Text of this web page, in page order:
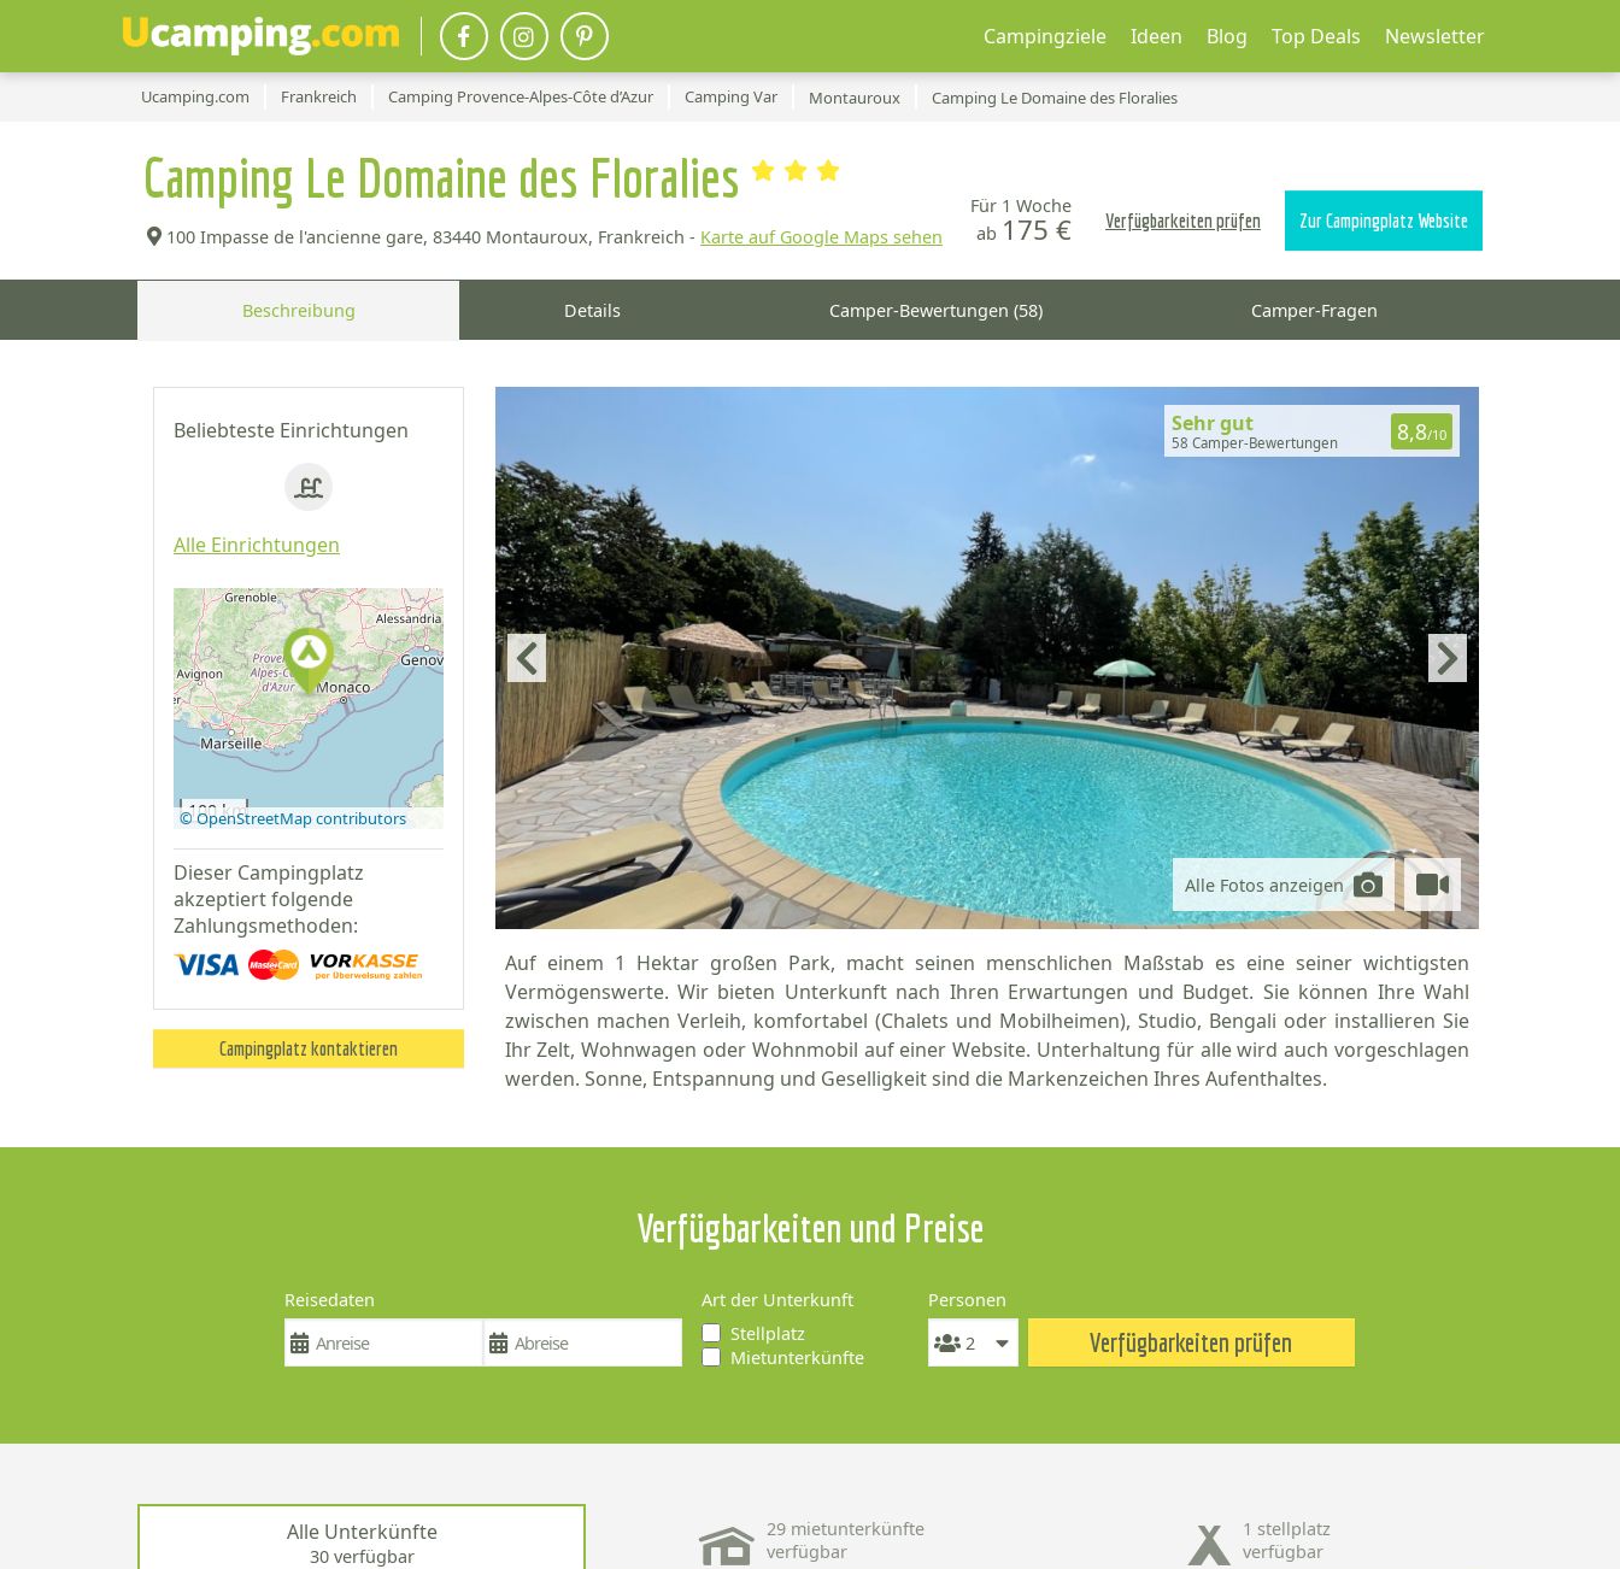
Campingziele Ideen Blog Top Deals Newsletter
Ucamping.com Frankreich Camping Provence-Alpes-Côte d’Azur Camping Var Montauroux Camping Le Domaine des Floralies
Camping Le Domaine des Floralies
100 Impasse de l'ancienne gare, 83440 Montauroux, Frankreich - Karte auf Google Maps sehen
Für 1 Woche
ab 175 € Verfügbarkeiten prüfen Zur Campingplatz Website
Beschreibung Details Camper-Bewertungen (58) Camper-Fragen
Beliebteste Einrichtungen
Alle Einrichtungen
Auf Google
Maps
anzeigen
100 km
© OpenStreetMap contributors
Dieser Campingplatz
akzeptiert folgende
Zahlungsmethoden:
Campingplatz kontaktieren
Alle Fotos anzeigen
Sehr gut
58 Camper-Bewertungen 8,8/10
Auf einem 1 Hektar großen Park, macht seinen menschlichen Maßstab es eine seiner wichtigsten
Vermögenswerte. Wir bieten Unterkunft nach Ihren Erwartungen und Budget. Sie können Ihre Wahl
zwischen machen Verleih, komfortabel (Chalets und Mobilheimen), Studio, Bengali oder installieren Sie
Ihr Zelt, Wohnwagen oder Wohnmobil auf einer Website. Unterhaltung für alle wird auch vorgeschlagen
werden. Sonne, Entspannung und Geselligkeit sind die Markenzeichen Ihres Aufenthaltes.
Verfügbarkeiten und Preise
Reisedaten
Art der Unterkunft
Stellplatz
Mietunterkünfte
Personen
Verfügbarkeiten prüfen
Alle Unterkünfte
30 verfügbar
29 mietunterkünfte
verfügbar
1 stellplatz
verfügbar